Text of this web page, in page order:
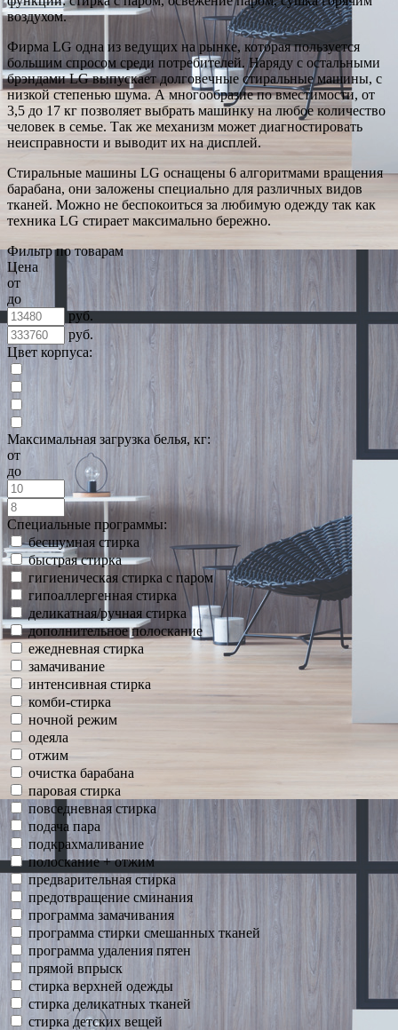
воздухом.
Фирма LG одна из ведущих на рынке, которая пользуется
большим спросом среди потребителей. Наряду с остальными
брэндами LG выпускает долговечные стиральные машины, с
низкой степенью шума. А многообразие по вместимости, от
3,5 до 17 кг позволяет выбрать машинку на любое количество
человек в семье. Так же механизм может диагностировать
неисправности и выводит их на дисплей.
Стиральные машины LG оснащены 6 алгоритмами вращения
барабана, они заложены специально для различных видов
тканей. Можно не беспокоиться за любимую одежду так как
техника LG стирает максимально бережно.
Фильтр по товарам
Цена
от
до
руб.
руб.
Цвет корпуса:
Максимальная загрузка белья, кг:
от
до
Специальные программы:
бесшумная стирка
быстрая стирка
гигиеническая стирка с паром
гипоаллергенная стирка
деликатная/ручная стирка
дополнительное полоскание
ежедневная стирка
замачивание
интенсивная стирка
комби-стирка
ночной режим
одеяла
отжим
очистка барабана
паровая стирка
повседневная стирка
подача пара
подкрахмаливание
полоскание + отжим
предварительная стирка
предотвращение сминания
программа замачивания
программа стирки смешанных тканей
программа удаления пятен
прямой впрыск
стирка верхней одежды
стирка деликатных тканей
стирка детских вещей